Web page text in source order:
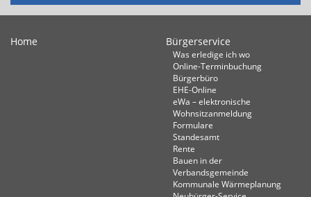
Home Bürgerservice
Was erledige ich wo
Online-Terminbuchung
Bürgerbüro
EHE-Online
eWa – elektronische
Wohnsitzanmeldung
Formulare
Standesamt
Rente
Bauen in der
Verbandsgemeinde
Kommunale Wärmeplanung